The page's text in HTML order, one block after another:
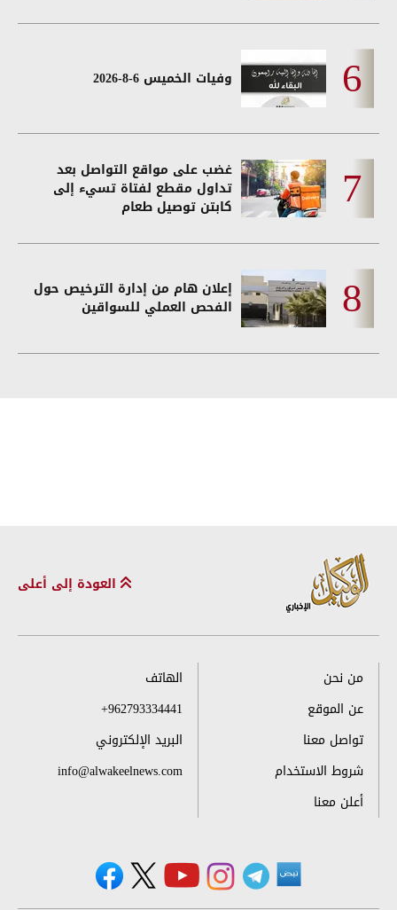
وفيات الخميس 6-8-2026
غضب على مواقع التواصل بعد
تداول مقطع لفتاة تسيء إلى
كابتن توصيل طعام
إعلان هام من إدارة الترخيص حول
الفحص العملي للسواقين
العودة إلى أعلى
من نحن
عن الموقع
تواصل معنا
شروط الاستخدام
أعلن معنا
الهاتف
+962793334441
البريد الإلكتروني
info@alwakeelnews.com